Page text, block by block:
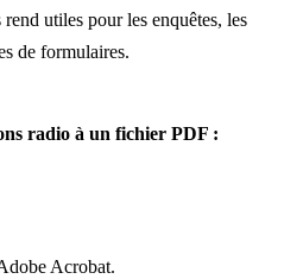
utiles pour les enquêtes, les
de formulaires.
radio à un fichier PDF :
Acrobat.